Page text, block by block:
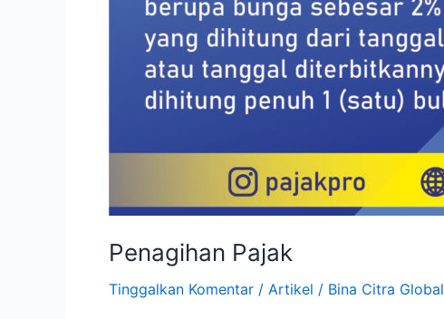
Penagihan Pajak
Tinggalkan Komentar / Artikel / Bina Citra Global